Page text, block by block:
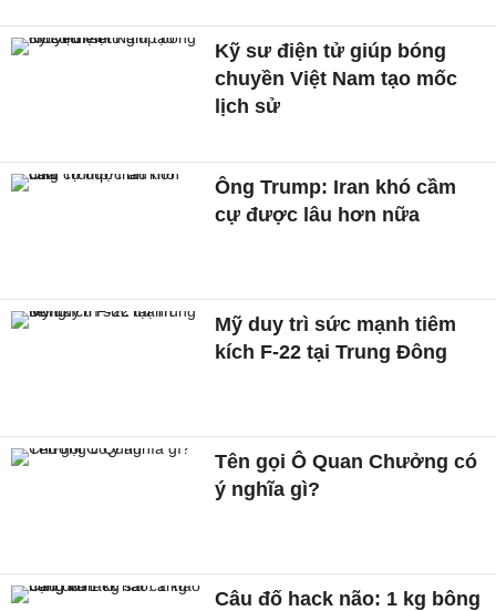
Kỹ sư điện tử giúp bóng
chuyền Việt Nam tạo mốc
lịch sử
Ông Trump: Iran khó cầm
cự được lâu hơn nữa
Mỹ duy trì sức mạnh tiêm
kích F-22 tại Trung Đông
Tên gọi Ô Quan Chưởng có
ý nghĩa gì?
Câu đố hack não: 1 kg bông